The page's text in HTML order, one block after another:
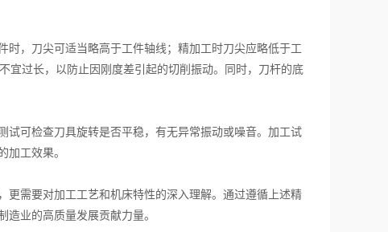
，刀尖可适当略高于工件轴线；精加工时刀尖应略低于工
宜过长，以防止因刚度差引起的切削振动。同时，刀杆的底
可检查刀具旋转是否平稳，有无异常振动或噪音。加工试
加工效果。
需要对加工工艺和机床特性的深入理解。通过遵循上述精
业的高质量发展贡献力量。